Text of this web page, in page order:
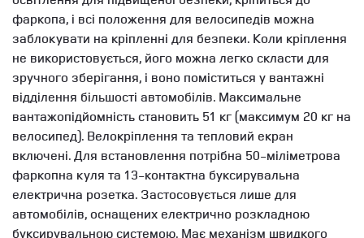
фаркопа, і всі положення для велосипедів можна
заблокувати на кріпленні для безпеки. Коли кріплення
не використовується, його можна легко скласти для
зручного зберігання, і воно поміститься у вантажні
відділення більшості автомобілів. Максимальне
вантажопідйомність становить 51 кг (максимум 20 кг на
велосипед). Велокріплення та тепловий екран
включені. Для встановлення потрібна 50-міліметрова
фаркопна куля та 13-контактна буксирувальна
електрична розетка. Застосовується лише для
автомобілів, оснащених електрично розкладною
буксирувальною системою. Має механізм швидкого